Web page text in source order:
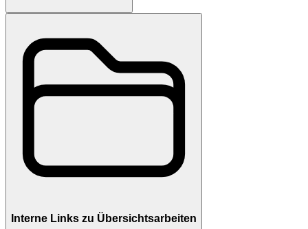
Interne Links zu Übersichtsarbeiten